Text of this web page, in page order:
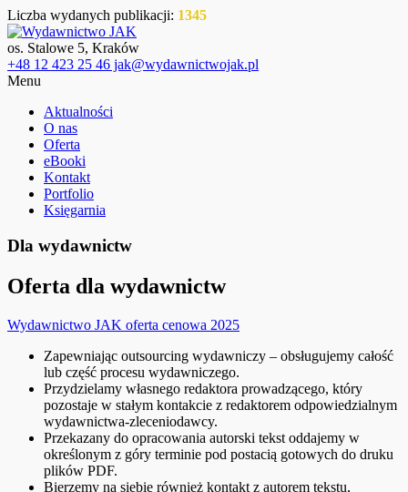
Liczba wydanych publikacji: 1345
os. Stalowe 5, Kraków
+48 12 423 25 46 jak@wydawnictwojak.pl
Menu
Aktualności
O nas
Oferta
eBooki
Kontakt
Portfolio
Księgarnia
Dla wydawnictw
Oferta dla wydawnictw
Wydawnictwo JAK oferta cenowa 2025
Zapewniając outsourcing wydawniczy – obsługujemy całość
lub część procesu wydawniczego.
Przydzielamy własnego redaktora prowadzącego, który
pozostaje w stałym kontakcie z redaktorem odpowiedzialnym
wydawnictwa-zleceniodawcy.
Przekazany do opracowania autorski tekst oddajemy w
określonym z góry terminie pod postacią gotowych do druku
plików PDF.
Bierzemy na siebie również kontakt z autorem tekstu,